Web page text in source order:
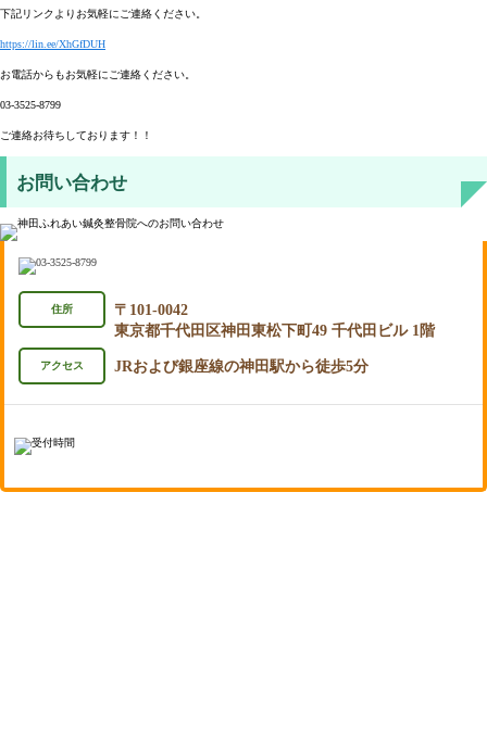
下記リンクよりお気軽にご連絡ください。
https://lin.ee/XhGfDUH
お電話からもお気軽にご連絡ください。
03-3525-8799
ご連絡お待ちしております！！
お問い合わせ
住所
〒101-0042
東京都千代田区神田東松下町49 千代田ビル 1階
アクセス JRおよび銀座線の神田駅から徒歩5分